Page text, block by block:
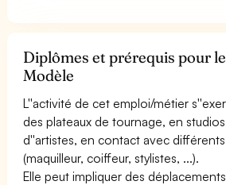
Diplômes et prérequis pour
Modèle
L''activité de cet emploi/métier
des plateaux de tournage, en
d''artistes, en contact avec
(maquilleur, coiffeur, stylistes, ...).
Elle peut impliquer des